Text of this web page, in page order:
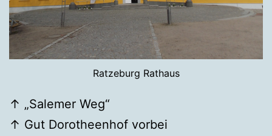
Ratzeburg Rathaus
↑ „Salemer Weg“
↑ Gut Dorotheenhof vorbei